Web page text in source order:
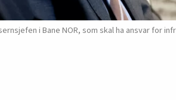
i Bane NOR, som skal ha ansvar